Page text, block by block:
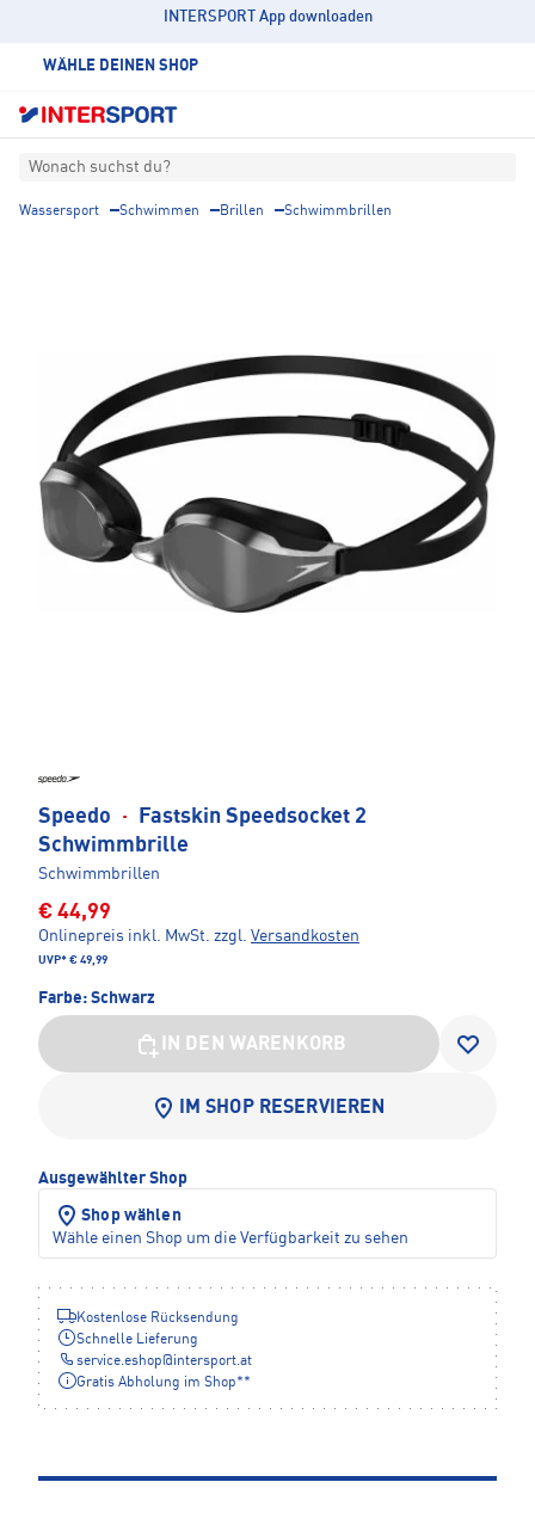
INTERSPORT App downloaden
WÄHLE DEINEN SHOP
Wonach suchst du?
Wassersport Schwimmen Brillen Schwimmbrillen
Speedo ·
Fastskin Speedsocket 2
Schwimmbrille
Schwimmbrillen
€ 44,99
Onlinepreis inkl. MwSt. zzgl. Versandkosten
UVP* € 49,99
Farbe: Schwarz
IN DEN WARENKORB
IM SHOP RESERVIEREN
Ausgewählter Shop
Shop wählen
Wähle einen Shop um die Verfügbarkeit zu sehen
Kostenlose Rücksendung
Schnelle Lieferung
service.eshop@intersport.at
Gratis Abholung im Shop**